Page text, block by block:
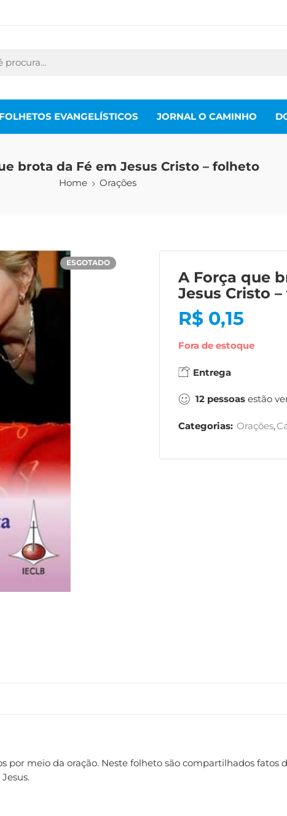
FOLHETOS EVANGELÍSTICOS JORNAL O CAMINHO
brota da Fé em Jesus Cristo – folheto
Home Orações
ESGOTADO
A Força que
Jesus Cristo
R$ 0,15
Fora de estoque
Entrega
12 pessoas estão
Categorias: Orações,
por meio da oração. Neste folheto são compartilhados fatos